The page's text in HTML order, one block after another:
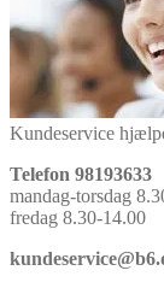
Kundeservice
Telefon 98193633
mandag-torsdag
fredag 8.30-14.00